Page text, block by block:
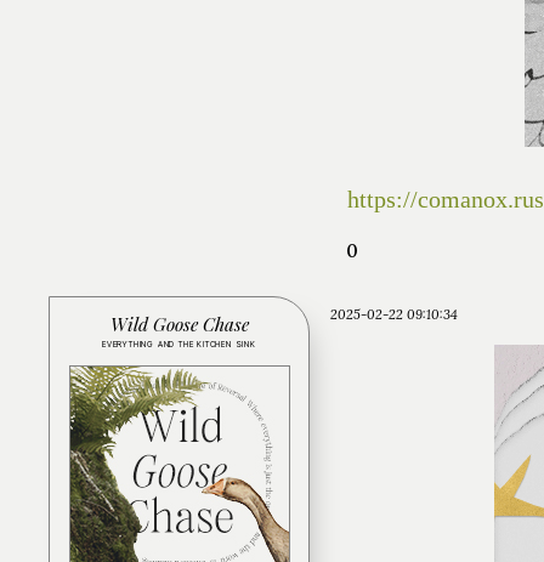
https://
0
2025-02-22 09:10:34
Wild Goose Chase
EVERYTHING AND THE KITCHEN SINK